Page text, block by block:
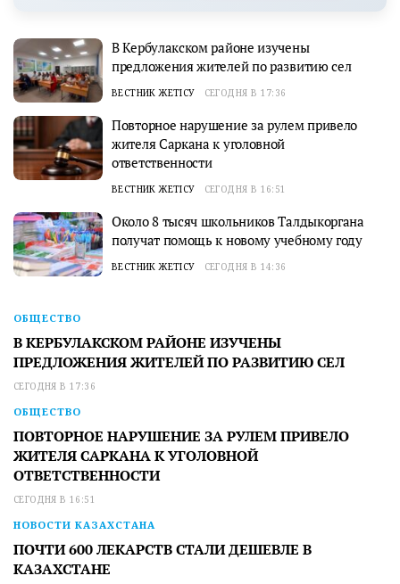
В Кербулакском районе изучены
предложения жителей по развитию сел
ВЕСТНИК ЖЕТІСУ СЕГОДНЯ В 17:36
Повторное нарушение за рулем привело
жителя Саркана к уголовной
ответственности
ВЕСТНИК ЖЕТІСУ СЕГОДНЯ В 16:51
Около 8 тысяч школьников Талдыкоргана
получат помощь к новому учебному году
ВЕСТНИК ЖЕТІСУ СЕГОДНЯ В 14:36
ОБЩЕСТВО
В КЕРБУЛАКСКОМ РАЙОНЕ ИЗУЧЕНЫ
ПРЕДЛОЖЕНИЯ ЖИТЕЛЕЙ ПО РАЗВИТИЮ СЕЛ
СЕГОДНЯ В 17:36
ОБЩЕСТВО
ПОВТОРНОЕ НАРУШЕНИЕ ЗА РУЛЕМ ПРИВЕЛО
ЖИТЕЛЯ САРКАНА К УГОЛОВНОЙ
ОТВЕТСТВЕННОСТИ
СЕГОДНЯ В 16:51
НОВОСТИ КАЗАХСТАНА
ПОЧТИ 600 ЛЕКАРСТВ СТАЛИ ДЕШЕВЛЕ В
КАЗАХСТАНЕ